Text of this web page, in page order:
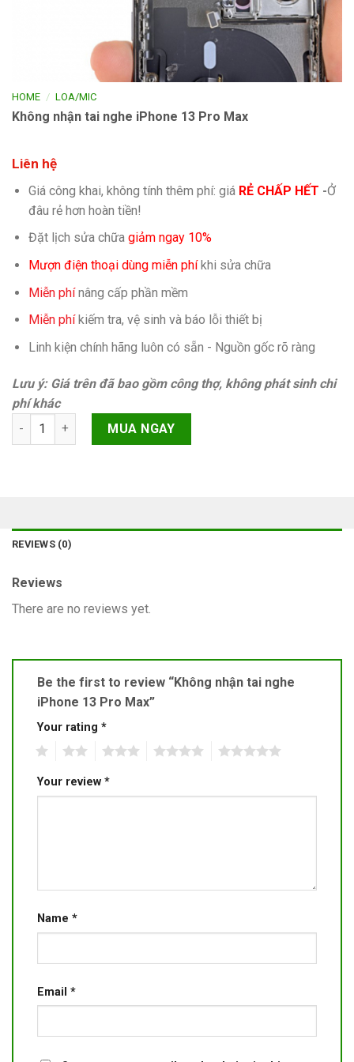
HOME / LOA/MIC
Không nhận tai nghe iPhone 13 Pro Max
Liên hệ
Giá công khai, không tính thêm phí: giá RẺ CHẤP HẾT -Ở
đâu rẻ hơn hoàn tiền!
Đặt lịch sửa chữa giảm ngay 10%
Mượn điện thoại dùng miễn phíkhi sửa chữa
Miễn phínâng cấp phần mềm
Miễn phíkiếm tra, vệ sinh và báo lỗi thiết bị
Linh kiện chính hãng luôn có sẵn - Nguồn gốc rõ ràng
Lưu ý: Giá trên đã bao gồm công thợ, không phát sinh chi
phí khác
Không nhận tai nghe iPhone 13 Pro Max quantity
MUA NGAY
REVIEWS (0)
Reviews
There are no reviews yet.
Be the first to review “Không nhận tai nghe
iPhone 13 Pro Max”
Your rating *
Your review *
Name *
Email *